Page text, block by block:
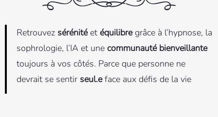
Retrouvez sérénité et équilibre grâce à l’hypnose, la
sophrologie, l’IA et une communauté bienveillante
toujours à vos côtés. Parce que personne ne
devrait se sentir seul.eface aux défis de la vie